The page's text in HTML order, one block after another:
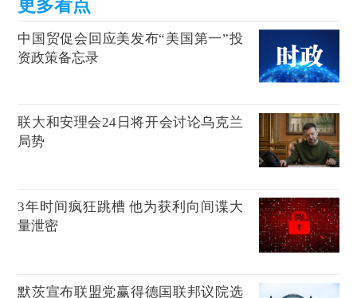
中国贸促会回应美发布“美国第一”投
资政策备忘录
联大和安理会24日将开会讨论乌克兰
局势
3年时间疯狂跳槽 他为获利向间谍大
量泄密
默茨宣布联盟党赢得德国联邦议院选